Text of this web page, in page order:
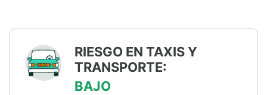
RIESGO EN TAXIS Y
TRANSPORTE:
BAJO